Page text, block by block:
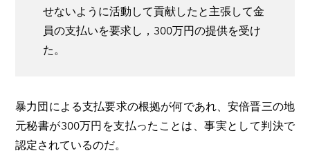
せないように活動して貢献したと主張して金
員の支払いを要求し，300万円の提供を受け
た。
暴力団による支払要求の根拠が何であれ、安倍晋三の地
元秘書が300万円を支払ったことは、事実として判決で
認定されているのだ。